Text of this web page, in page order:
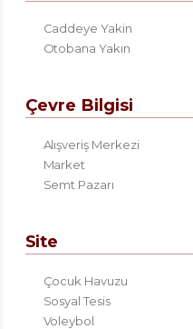
Caddeye Yakin
Otobana Yakın
Çevre Bilgisi
Alışveriş Merkezi
Market
Semt Pazarı
Site
Çocuk Havuzu
Sosyal Tesis
Voleybol